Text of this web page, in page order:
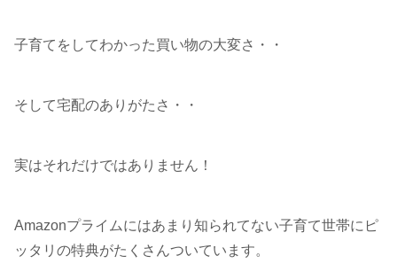
子育てをしてわかった買い物の大変さ・・
そして宅配のありがたさ・・
実はそれだけではありません！
Amazonプライムにはあまり知られてない子育て世帯にピ
ッタリの特典がたくさんついています。